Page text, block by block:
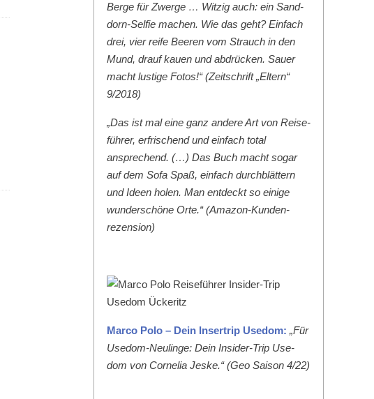
Berge für Zwerge … Witzig auch: ein Sand­
dorn-Self­ie machen. Wie das geht? Ein­fach
drei, vier reife Beeren vom Strauch in den
Mund, drauf kauen und abdrück­en. Sauer
macht lustige Fotos!“ (Zeitschrift „Eltern“
9/2018)
„Das ist mal eine ganz andere Art von Reise­
führer, erfrischend und ein­fach total
ansprechend. (…) Das Buch macht sog­ar
auf dem Sofa Spaß, ein­fach durch­blät­tern
und Ideen holen. Man ent­deckt so einige
wun­der­schöne Orte.“ (Ama­zon-Kun­den­
rezen­sion)
Mar­co Polo – Dein Inser­trip Use­dom: „Für
Use­dom-Neulinge: Dein Insid­er-Trip Use­
dom von Cor­nelia Jeske.“ (Geo Sai­son 4/22)